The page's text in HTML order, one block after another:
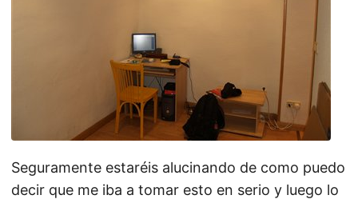
Seguramente estaréis alucinando de como puedo
decir que me iba a tomar esto en serio y luego lo